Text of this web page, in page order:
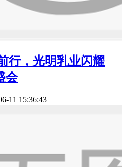
行，光明乳业闪耀
会
11 15:36:43